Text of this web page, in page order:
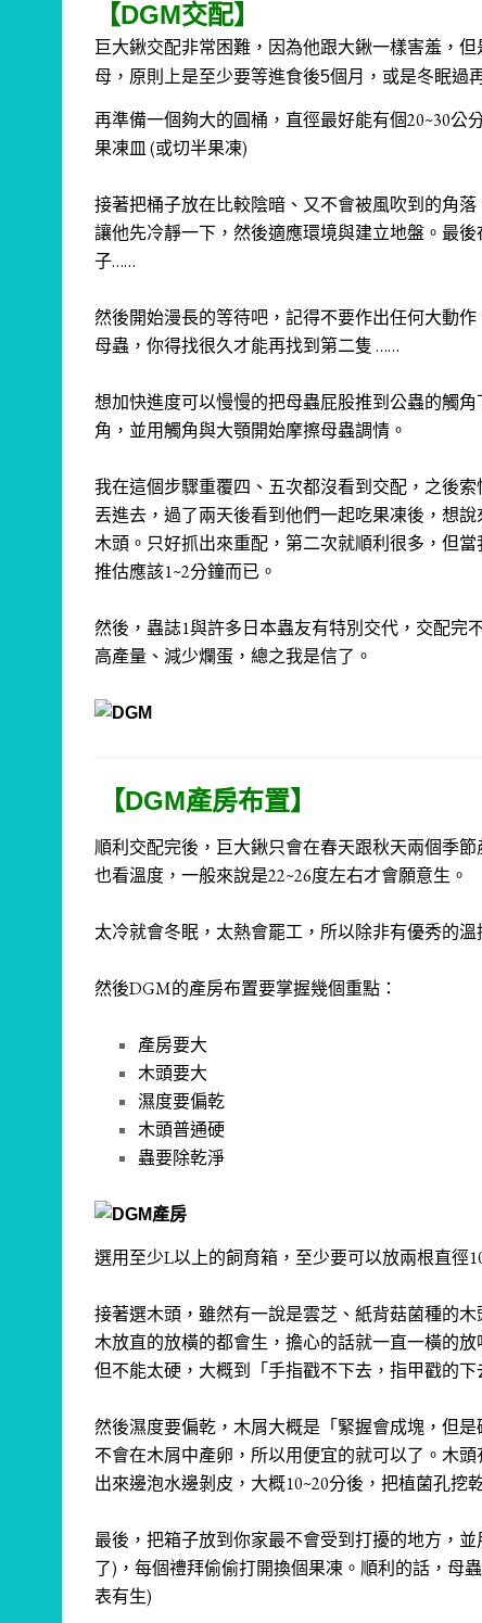
【DGM交配】
巨大鍬交配非常困難，因為他跟大鍬一樣害羞，
母，原則上是至少要等進食後5個月，或是冬眠過
再準備一個夠大的圓桶，直徑最好能有個20~30
果凍皿 (或切半果凍)
接著把桶子放在比較陰暗、又不會被風吹到的角
讓他先冷靜一下，然後適應環境與建立地盤。最後
子……
然後開始漫長的等待吧，記得不要作出任何大動
母蟲，你得找很久才能再找到第二隻 ……
想加快進度可以慢慢的把母蟲屁股推到公蟲的觸
角，並用觸角與大顎開始摩擦母蟲調情。
我在這個步驟重覆四、五次都沒看到交配，之後
丟進去，過了兩天後看到他們一起吃果凍後，想
木頭。只好抓出來重配，第二次就順利很多，但
推估應該1~2分鐘而已。
然後，蟲誌1與許多日本蟲友有特別交代，交配完
高產量、減少爛蛋，總之我是信了。
【DGM產房布置】
順利交配完後，巨大鍬只會在春天跟秋天兩個季
也看溫度，一般來說是22~26度左右才會願意生。
太冷就會冬眠，太熱會罷工，所以除非有優秀的
然後DGM的產房布置要掌握幾個重點：
產房要大
木頭要大
濕度要偏乾
木頭普通硬
蟲要除乾淨
選用至少L以上的飼育箱，至少要可以放兩根直徑
接著選木頭，雖然有一說是雲芝、紙背菇菌種的
木放直的放橫的都會生，擔心的話就一直一橫的
但不能太硬，大概到「手指戳不下去，指甲戳的下
然後濕度要偏乾，木屑大概是「緊握會成塊，但
不會在木屑中產卵，所以用便宜的就可以了。 木頭
出來邊泡水邊剝皮，大概10~20分後，把植菌孔挖
最後，把箱子放到你家最不會受到打擾的地方，
了)，每個禮拜偷偷打開換個果凍。 順利的話，母
表有生)